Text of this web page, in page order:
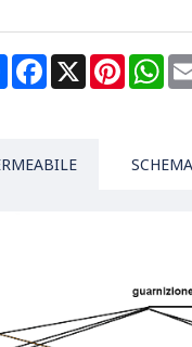
ShareFacebook
X